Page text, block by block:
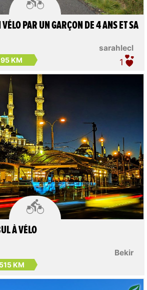
sarahlecl
VÉLO PAR UN GARÇON DE 4 ANS ET SA
KM 1

Bekir
À VÉLO
KM